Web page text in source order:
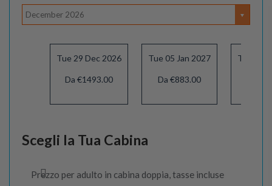
December 2026
Tue 29 Dec 2026
Da €1493.00
Tue 05 Jan 2027
Da €883.00
Tue 12
Scegli la Tua Cabina
Prezzo per adulto in cabina doppia, tasse incluse